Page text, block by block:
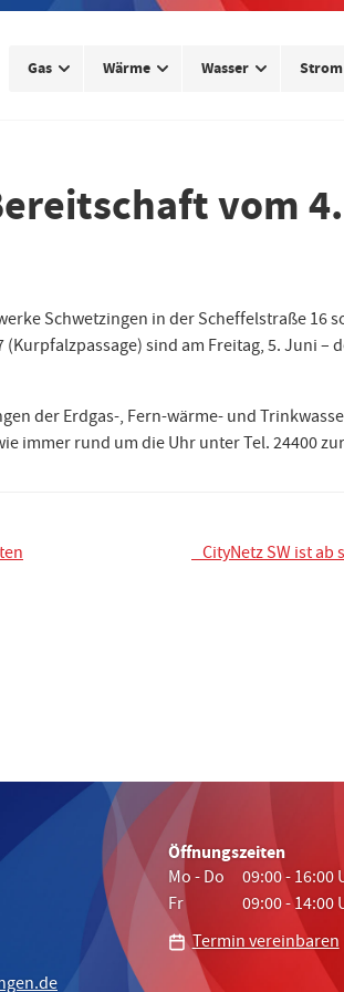
Gas Wärme Wasser Strom
vom
Schwetzingen in der Scheffelstraße 16
sind am Freitag, 5. Juni –
der Erdgas-, Fern-wärme- und
immer rund um die Uhr unter Tel. 24400
CityNetz SW ist ab
Öffnungszeiten
Mo - Do
09:00 - 16:00
Fr
09:00 - 14:00
Termin vereinbaren